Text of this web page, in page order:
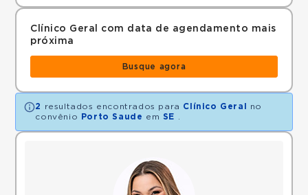
Clínico Geral com data de agendamento mais
próxima
Busque agora
2 resultados encontrados para Clínico Geral
no
convênio
Porto Saude em SE